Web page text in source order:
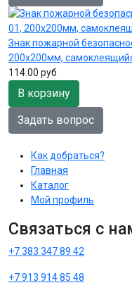
Знак пожарной
200х200мм,
114.00 руб
В корзину
Задать вопрос
Как добраться?
Главная
Каталог
Мой профиль
Связаться с
+7 383 347 89 42
+7 913 914 85 48